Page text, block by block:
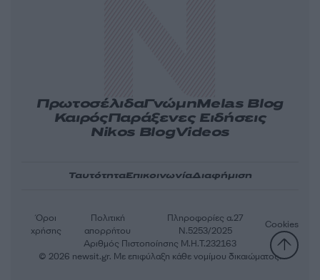
ΠρωτοσέλιδαΓνώμηMelas Blog
ΚαιρόςΠαράξενες Ειδήσεις
Nikos BlogVideos
ΤαυτότηταΕπικοινωνίαΔιαφήμιση
Αριθμός Πιστοποίησης Μ.Η.Τ.232163
Όροι
χρήσης
Πολιτική
απορρήτου
Πληροφορίες α.27
Ν.5253/2025
Cookies
© 2026 newsit.gr. Με επιφύλαξη κάθε νομίμου δικαιώματος.